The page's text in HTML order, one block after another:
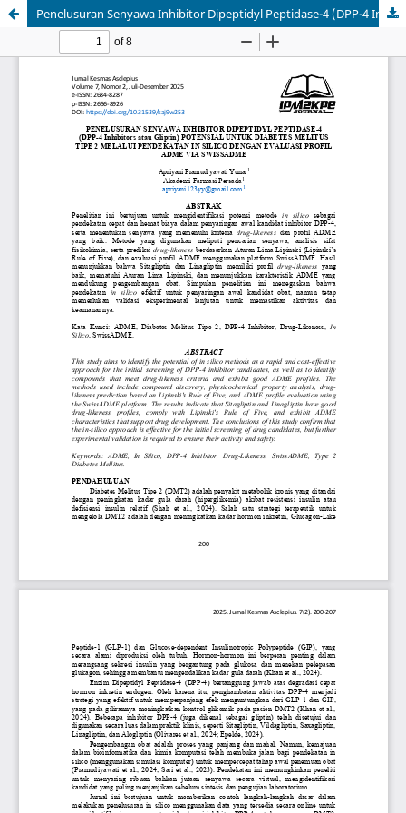
Penelusuran Senyawa Inhibitor Dipeptidyl Peptidase-4 (DPP-4 Inhibitors atau Gliptin) Potensial untuk Diabetes Melitus Tipe 2 melalui Pendekatan In Silico dengan Evaluasi Profil ADME via SwissADME